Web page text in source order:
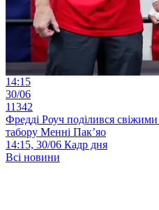
14:15
30/06
11342
Фредді Роуч поділився
табору Менні Пак’яо
14:15, 30/06 Кадр дня
Всі новини